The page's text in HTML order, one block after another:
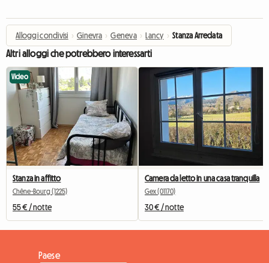
Alloggi condivisi › Ginevra › Geneva › Lancy › Stanza Arredata
Altri alloggi che potrebbero interessarti
Video
Stanza in affitto
Chêne-Bourg (1225)
55 € / notte
Camera da letto in una casa tranquilla
Gex (01170)
30 € / notte
Paese